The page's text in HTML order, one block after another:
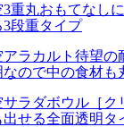
3重丸おもてなし
3段重タイプ
ラカルト 待望の
なので中の食材も
ラダボウル［ク
出せる全面透明タ